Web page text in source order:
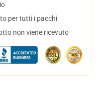
per tutti i pacchi
non viene ricevuto